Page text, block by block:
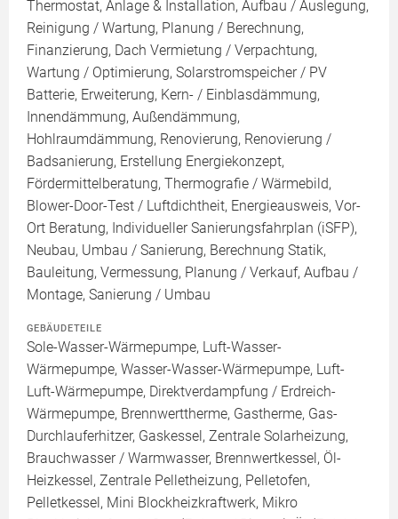
Thermostat, Anlage & Installation, Aufbau / Auslegung,
Reinigung / Wartung, Planung / Berechnung,
Finanzierung, Dach Vermietung / Verpachtung,
Wartung / Optimierung, Solarstromspeicher / PV
Batterie, Erweiterung, Kern- / Einblasdämmung,
Innendämmung, Außendämmung,
Hohlraumdämmung, Renovierung, Renovierung /
Badsanierung, Erstellung Energiekonzept,
Fördermittelberatung, Thermografie / Wärmebild,
Blower-Door-Test / Luftdichtheit, Energieausweis, Vor-
Ort Beratung, Individueller Sanierungsfahrplan (iSFP),
Neubau, Umbau / Sanierung, Berechnung Statik,
Bauleitung, Vermessung, Planung / Verkauf, Aufbau /
Montage, Sanierung / Umbau
GEBÄUDETEILE
Sole-Wasser-Wärmepumpe, Luft-Wasser-
Wärmepumpe, Wasser-Wasser-Wärmepumpe, Luft-
Luft-Wärmepumpe, Direktverdampfung / Erdreich-
Wärmepumpe, Brennwerttherme, Gastherme, Gas-
Durchlauferhitzer, Gaskessel, Zentrale Solarheizung,
Brauchwasser / Warmwasser, Brennwertkessel, Öl-
Heizkessel, Zentrale Pelletheizung, Pelletofen,
Pelletkessel, Mini Blockheizkraftwerk, Mikro